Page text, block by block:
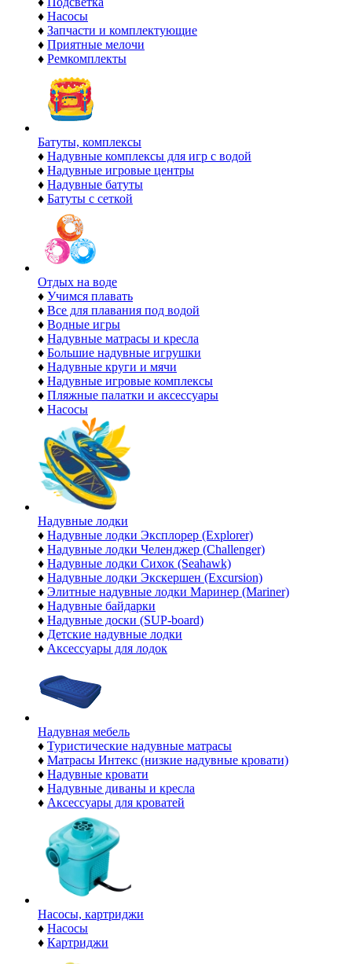
♦ Насосы
♦ Запчасти и комплектующие
♦ Приятные мелочи
♦ Ремкомплекты
Батуты, комплексы
♦ Надувные комплексы для игр с водой
♦ Надувные игровые центры
♦ Надувные батуты
♦ Батуты с сеткой
Отдых на воде
♦ Учимся плавать
♦ Все для плавания под водой
♦ Водные игры
♦ Надувные матрасы и кресла
♦ Большие надувные игрушки
♦ Надувные круги и мячи
♦ Надувные игровые комплексы
♦ Пляжные палатки и аксессуары
♦ Насосы
Надувные лодки
♦ Надувные лодки Эксплорер (Explorer)
♦ Надувные лодки Челенджер (Challenger)
♦ Надувные лодки Сихок (Seahawk)
♦ Надувные лодки Экскершен (Excursion)
♦ Элитные надувные лодки Маринер (Mariner)
♦ Надувные байдарки
♦ Надувные доски (SUP-board)
♦ Детские надувные лодки
♦ Аксессуары для лодок
Надувная мебель
♦ Туристические надувные матрасы
♦ Матрасы Интекс (низкие надувные кровати)
♦ Надувные кровати
♦ Надувные диваны и кресла
♦ Аксессуары для кроватей
Насосы, картриджи
♦ Насосы
♦ Картриджи